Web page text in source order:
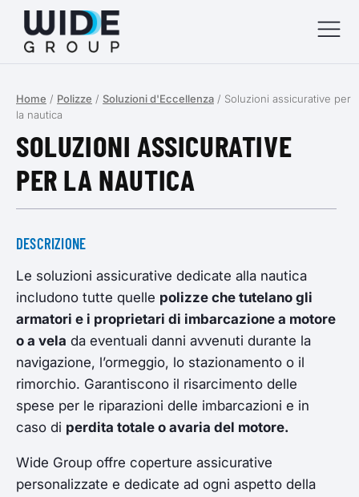
Home / Polizze / Soluzioni d'Eccellenza / Soluzioni assicurative per
la nautica
SOLUZIONI ASSICURATIVE
PER LA NAUTICA
DESCRIZIONE
Le soluzioni assicurative dedicate alla nautica
includono tutte quelle polizze che tutelano gli
armatori e i proprietari di imbarcazione a motore
o a vela da eventuali danni avvenuti durante la
navigazione, l’ormeggio, lo stazionamento o il
rimorchio. Garantiscono il risarcimento delle
spese per le riparazioni delle imbarcazioni e in
caso di perdita totale o avaria del motore.
Wide Group offre coperture assicurative
personalizzate e dedicate ad ogni aspetto della